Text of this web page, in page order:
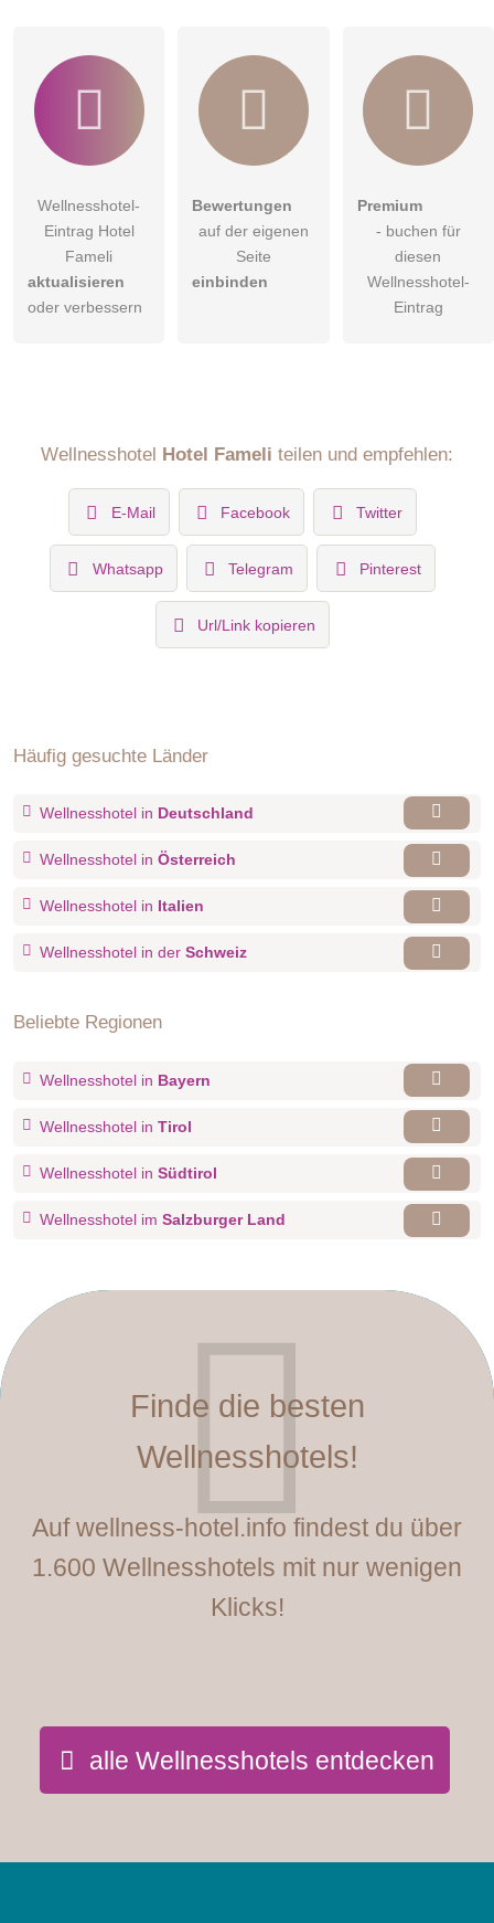
Wellnesshotel-
Eintrag Hotel
Fameli
aktualisieren
oder verbessern
Bewertungen
auf der eigenen
Seite
einbinden
Premium
- buchen für
diesen
Wellnesshotel-
Eintrag
Wellnesshotel Hotel Fameli teilen und empfehlen:
E-Mail Facebook Twitter
Whatsapp Telegram Pinterest
Url/Link kopieren
Häufig gesuchte Länder
Wellnesshotel in Deutschland
Wellnesshotel in Österreich
Wellnesshotel in Italien
Wellnesshotel in der Schweiz
Beliebte Regionen
Wellnesshotel in Bayern
Wellnesshotel in Tirol
Wellnesshotel in Südtirol
Wellnesshotel im Salzburger Land
Finde die besten
Wellnesshotels!
Auf wellness-hotel.info findest du über
1.600 Wellnesshotels mit nur wenigen
Klicks!
alle Wellnesshotels entdecken